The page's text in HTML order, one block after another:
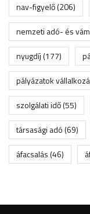
nav-figyelő(206)
nemzeti adó- és
nyugdíj(177)
pályázatok
szolgálati idő(55)
társasági adó(69)
áfacsalás(46)